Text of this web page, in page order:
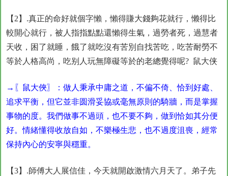
【2】.真正的命好就個字懶，懶得賺大錢夠花就行，懒得比
較開心就行，被人指指點點還懶得生氣，過勞者死，過慧者
天收，困了就睡，餓了就吃沒有苦別自找苦吃，吃苦耐勞不
等於人格高尚，吃别人玩無障礙等於的老總覺得呢? 鼠大侠
→〖鼠大俠〗：做人秉承中庸之道，不偏不倚、恰到好處、
追求平衡，但它並非圆滑妥協或毫無原則的騎牆，而是掌握
事物的度。我們做事不過頭，也不要不夠，做到恰如其分便
好。情緒懂得收放自如，不樂極生悲，也不過度沮喪，經常
保持內心的安寧與穩重。
【3】.師傅大人展信佳，今天就開啟激情六月天了。弟子先